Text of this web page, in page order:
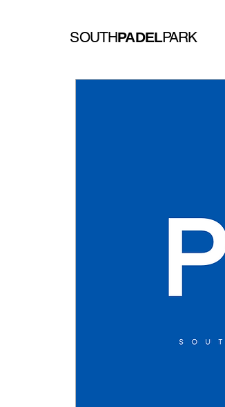
SOUTHPADELPARK